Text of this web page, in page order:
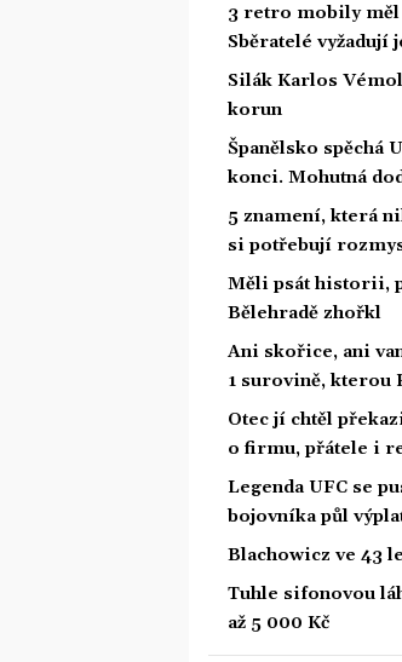
3 retro mobily měl
Sběratelé vyžadují
Silák Karlos
korun
Španělsko spěchá
konci. Mohutná
5 znamení, která
si potřebují
Měli psát historii,
Bělehradě zhořkl
Ani skořice, ani
1 surovině, kterou
Otec jí chtěl
o firmu, přátele i
Legenda UFC se
bojovníka půl
Blachowicz ve 43
Tuhle sifonovou
až 5 000 Kč